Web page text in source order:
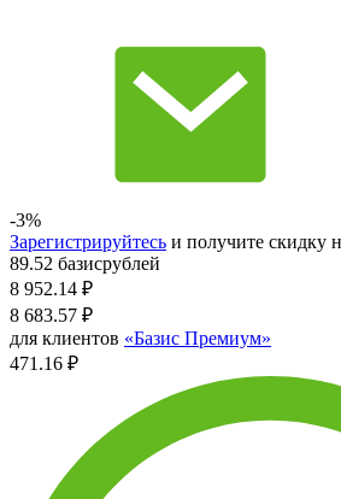
-3%
Зарегистрируйтесь и получите скидку
89.52 базисрублей
8 952.14 ₽
8 683.57 ₽
для клиентов «Базис Премиум»
471.16 ₽